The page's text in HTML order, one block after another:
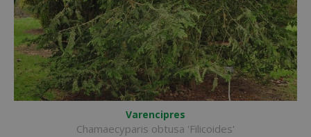
Varencipres
Chamaecyparis obtusa 'Filicoides'